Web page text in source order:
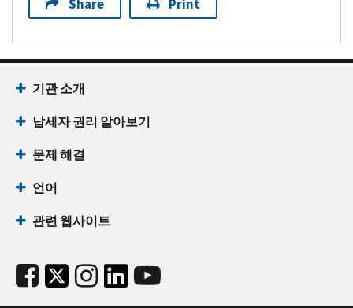
Share Print
기관 소개
납세자 권리 알아보기
문제 해결
언어
관련 웹사이트